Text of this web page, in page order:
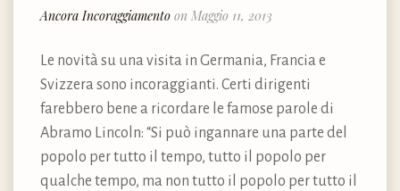
Ancora Incoraggiamento on Maggio 11, 2013
Le novità su una visita in Germania, Francia e
Svizzera sono incoraggianti. Certi dirigenti
farebbero bene a ricordare le famose parole di
Abramo Lincoln: “Si può ingannare una parte del
popolo per tutto il tempo, tutto il popolo per
qualche tempo, ma non tutto il popolo per tutto il